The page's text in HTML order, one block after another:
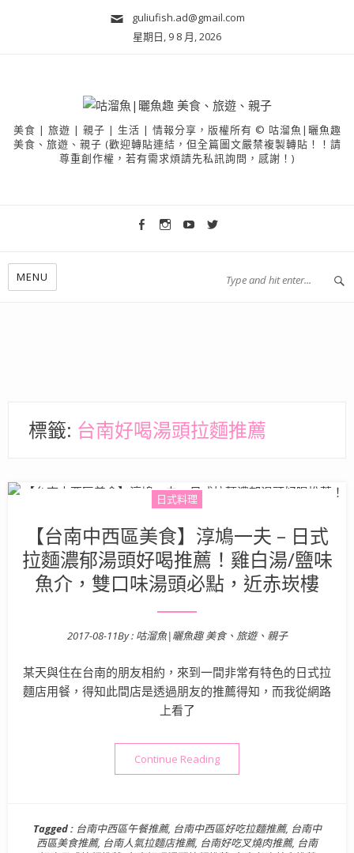
guliufish.ad@gmail.com
星期日, 9 8 月, 2026
美食 | 旅遊 | 親子 | 生活 | 情報分享，版權所有 © 咕溜魚|曬魚趣
美食、旅遊、親子 (歡迎轉貼連結，但全篇圖文嚴禁複製轉貼！！請
尊重創作權，若有需求煩請先私訊詢問，感謝！)
MENU
標籤: 台南好喝湯頭拉麵推薦
日式料理
【台南中西區美食】淳鳩一夫 – 日式
拉麵濃郁湯頭好喝推薦！雞白湯/鹽味
魚介，雙口味湯頭必點，近赤崁樓
Posted on
2017-08-11By : 咕溜魚|曬魚趣 美食、旅遊、親子
某天與住在台南的朋友相約，來到一間非常有特色的日式拉
麵店用餐，得知此間店是透過朋友的推薦得知，而我從網路
上看了
Continue Reading“【台南中西區美食】淳鳩一
Tagged : 台南中西區午餐推薦, 台南中西區好吃拉麵推薦, 台南中
西區美食推薦, 台南人氣拉麵店推薦, 台南好吃叉燒肉推薦, 台南